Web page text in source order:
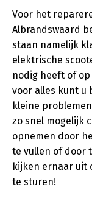
Voor het
Albrandswaard
staan namelijk
elektrische
nodig heeft of
voor alles kunt u
kleine
zo snel mogelijk
opnemen door
te vullen of door
kijken ernaar uit
te sturen!